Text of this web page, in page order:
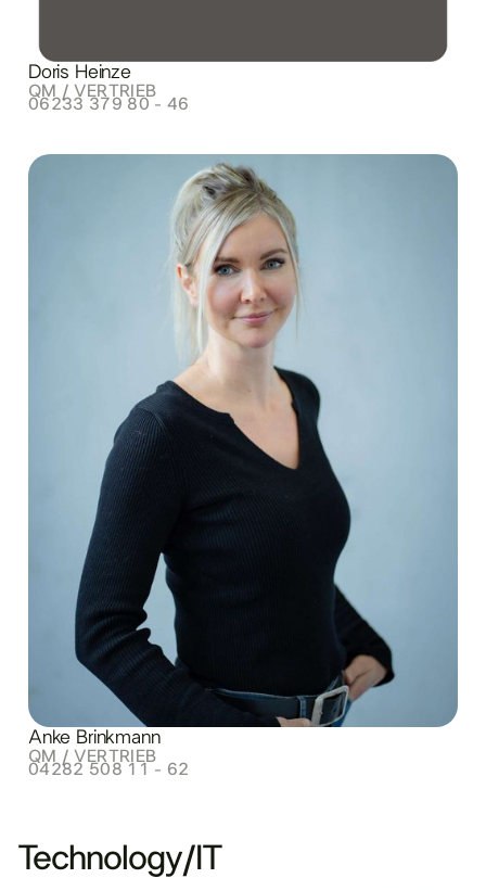
Doris Heinze
QM / VERTRIEB
06233 379 80 - 46
Anke Brinkmann
QM / VERTRIEB
04282 508 11 - 62
Technology/IT